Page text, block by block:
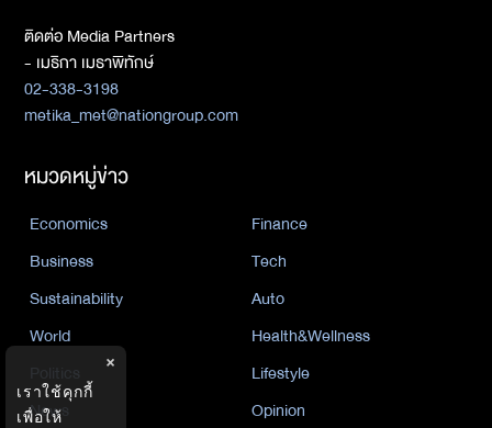
ติดต่อ Media Partners
- เมธิกา เมธาพิทักษ์
02-338-3198
metika_met@nationgroup.com
หมวดหมู่ข่าว
Economics
Finance
Business
Tech
Sustainability
Auto
World
Health&Wellness
Lifestyle
News
Opinion
×
เราใช้คุกกี้
เพื่อให้